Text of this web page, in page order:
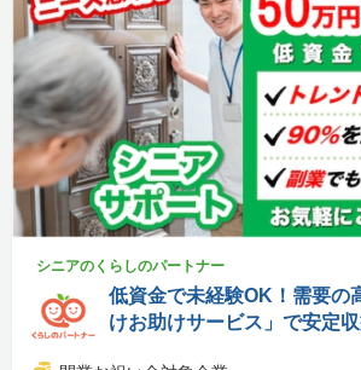
シニアのくらしのパートナー
低資金で未経験OK！需要の
けお助けサービス」で安定収